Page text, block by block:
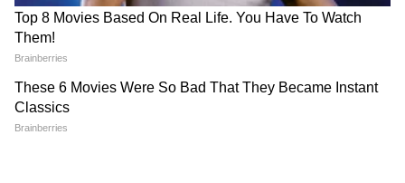
धोकादायक ठरू शकते,” असा इशारा या गटाने दिला आहे.
---